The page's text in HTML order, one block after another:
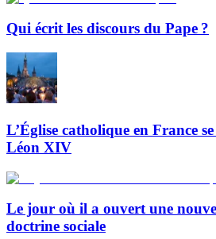
Qui écrit les discours du Pape ?
L’Église catholique en France
Léon XIV
Le jour où il a ouvert une
doctrine sociale